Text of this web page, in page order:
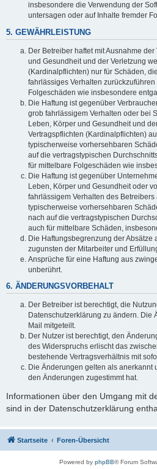
insbesondere die Verwendung der
untersagen oder auf Inhalte fremder
5. GEWÄHRLEISTUNG
Der Betreiber haftet mit Ausnahme
und Gesundheit und der Verletzung
(Kardinalpflichten) nur für Schäden,
fahrlässiges Verhalten
Folgeschäden wie insbesondere
Die Haftung ist gegenüber
grob fahrlässigem Verhalten oder bei
Leben, Körper und Gesundheit und
Vertragspflichten (Kardinalpflichten)
typischerweise vorhersehbaren
auf die vertragstypischen
für mittelbare Folgeschäden wie
Die Haftung ist gegenüber
Leben, Körper und Gesundheit oder
fahrlässigem Verhalten des
typischerweise vorhersehbaren
nach auf die vertragstypischen
auch für mittelbare Schäden,
Die Haftungsbegrenzung der Absätze
zugunsten der Mitarbeiter und
Ansprüche für eine Haftung aus
unberührt.
6. ÄNDERUNGSVORBEHALT
Der Betreiber ist berechtigt, die
Datenschutzerklärung zu ändern. Die
Mail mitgeteilt.
Der Nutzer ist berechtigt, den
des Widerspruchs erlischt das
bestehende Vertragsverhältnis mit
Die Änderungen gelten als anerkannt
den Änderungen zugestimmt hat.
Informationen über den Umgang mit
sind in der Datenschutzerklärung
Startseite Foren-Übersicht
Powered by phpBB® Forum